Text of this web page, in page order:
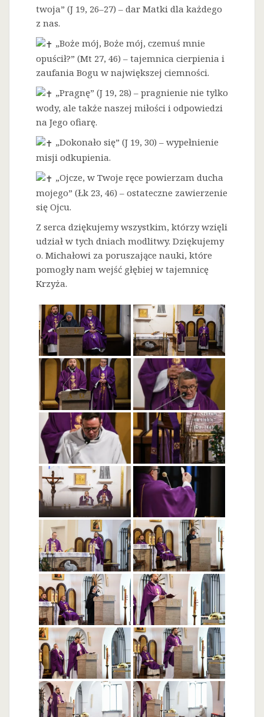
twoja” (J 19, 26–27) – dar Matki dla każdego
z nas.
„Boże mój, Boże mój, czemuś mnie
opuścił?” (Mt 27, 46) – tajemnica cierpienia i
zaufania Bogu w największej ciemności.
„Pragnę” (J 19, 28) – pragnienie nie tylko
wody, ale także naszej miłości i odpowiedzi
na Jego ofiarę.
„Dokonało się” (J 19, 30) – wypełnienie
misji odkupienia.
„Ojcze, w Twoje ręce powierzam ducha
mojego” (Łk 23, 46) – ostateczne zawierzenie
się Ojcu.
Z serca dziękujemy wszystkim, którzy wzięli
udział w tych dniach modlitwy. Dziękujemy
o. Michałowi za poruszające nauki, które
pomogły nam wejść głębiej w tajemnicę
Krzyża.